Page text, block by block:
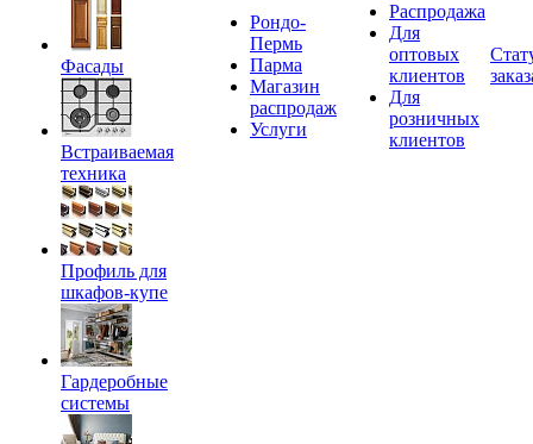
Фасады
Встраиваемая
техника
Профиль для
шкафов-купе
Гардеробные
системы
Рондо-
Пермь
Парма
Магазин
распродаж
Услуги
Распродажа
Для
оптовых
клиентов
Для
розничных
клиентов